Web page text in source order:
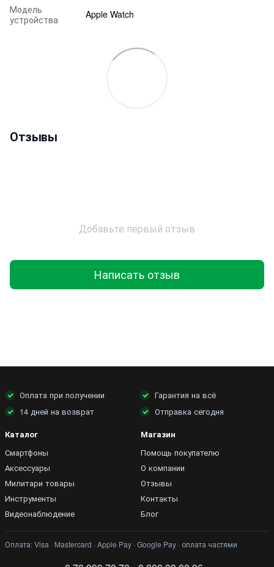
Модель
устройства
Apple Watch
Отзывы
Добавьте первый отзыв
Написать отзыв
Оплата при получении
Гарантия на всё
14 дней на возврат
Отправка сегодня
Каталог
Смартфоны
Аксессуары
Милитари товары
Инструменты
Видеонаблюдение
Магазин
Помощь покупателю
О компании
Отзывы
Контакты
Блог
Оплата: Visa · Mastercard · Apple Pay · Google Pay · оплата частями